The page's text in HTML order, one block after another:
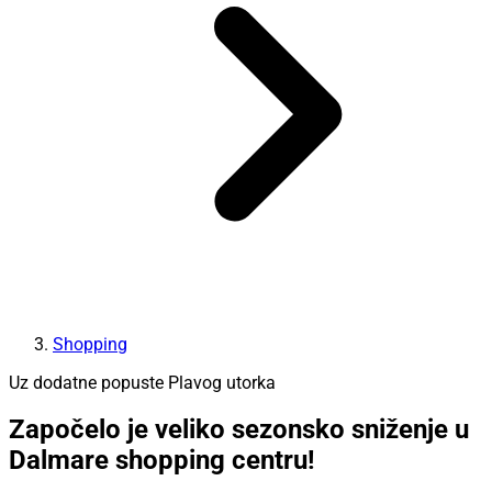
Shopping
Uz dodatne popuste Plavog utorka
Započelo je veliko sezonsko sniženje u
Dalmare shopping centru!